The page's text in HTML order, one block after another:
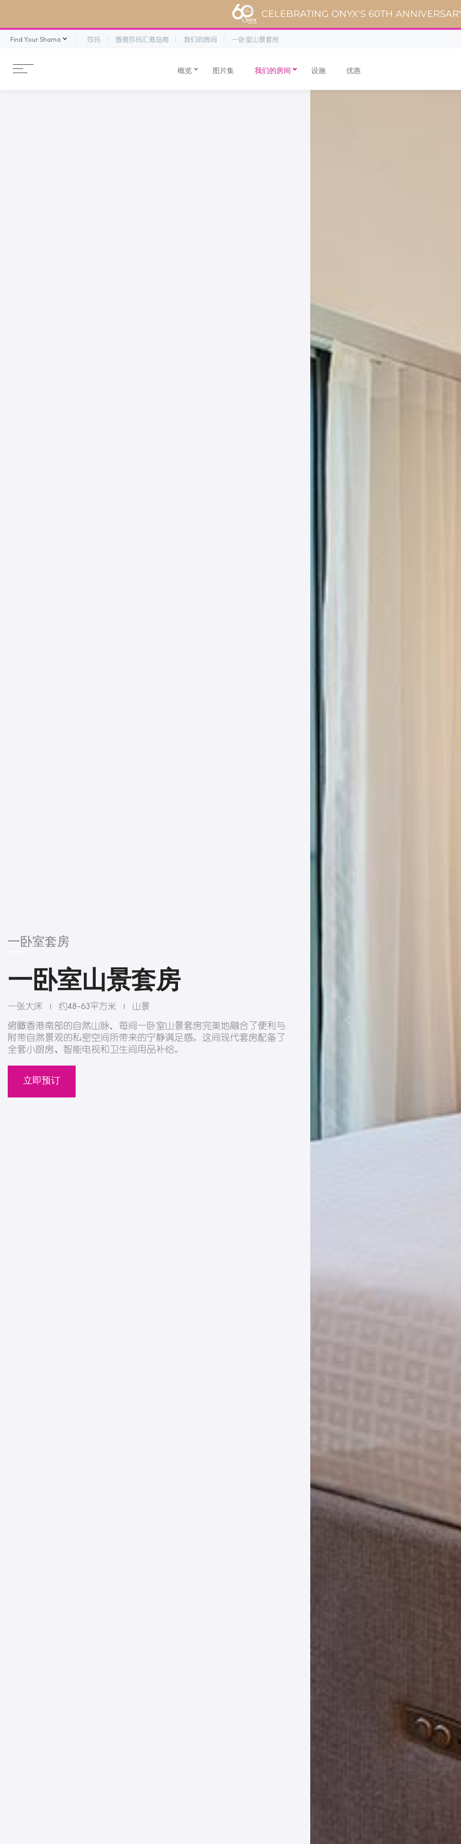
CELEBRATING ONYX'S 60TH
Find Your Shama 莎玛 香港莎玛汇港岛南 我们的房间 一卧室山景套房
概览 图片集 我们的房间 设施 优惠
一卧室套房
一卧室山景套房
一张大床 | 约48-63平方米 | 山景
俯瞰香港南部的自然山脉，每间一卧室山景套房完美地融合了便利与
附带自然景观的私密空间所带来的宁静满足感。这间现代套房配备了
全套小厨房、智能电视和卫生间用品补给。
立即预订